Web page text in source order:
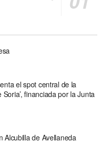
el spot central de la
financiada por la Junta
Alcubilla de Avellaneda